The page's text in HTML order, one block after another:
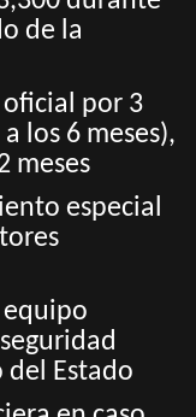
de la
por 3
los 6 meses),
meses
especial
del Estado